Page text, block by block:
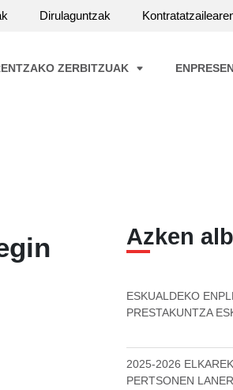
Dirulaguntzak
ZERBITZUAK
Azken
ESKUALDEKO
PRESTAKUNTZA
2025-2026
PERTSONEN